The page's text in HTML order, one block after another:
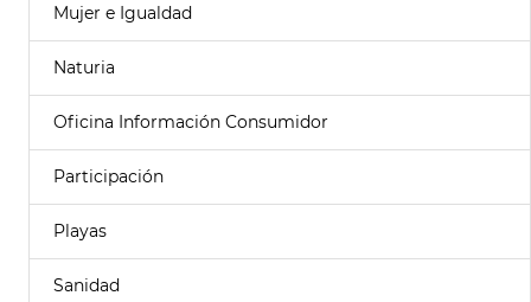
Mujer e Igualdad
Naturia
Oficina Información Consumidor
Participación
Playas
Sanidad